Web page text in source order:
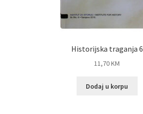
Historijska traganja 6
11,70KM
Dodaj u korpu